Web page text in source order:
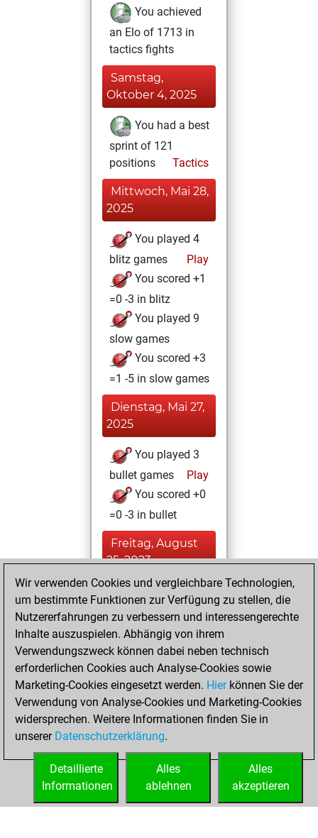
You achieved
an Elo of 1713 in
tactics fights
Samstag,
Oktober 4, 2025
You had a best
sprint of 121
positions
Tactics
Mittwoch, Mai 28,
2025
You played 4
blitz games
Play
You scored +1
=0 -3 in blitz
You played 9
slow games
You scored +3
=1 -5 in slow games
Dienstag, Mai 27,
2025
You played 3
bullet games
Play
You scored +0
=0 -3 in bullet
Freitag, August
25, 2023
You created
your Fritz account
Fritz
Samstag,
August 12, 2023
You solved 3
rated studies
Studies
You
account
Wir verwenden Cookies und vergleichbare Technologien,
um bestimmte Funktionen zur Verfügung zu stellen, die
Nutzererfahrungen zu verbessern und interessengerechte
Inhalte auszuspielen. Abhängig von ihrem
Verwendungszweck können dabei neben technisch
erforderlichen Cookies auch Analyse-Cookies sowie
Marketing-Cookies eingesetzt werden. Hierkönnen Sie der
Verwendung von Analyse-Cookies und Marketing-Cookies
widersprechen. Weitere Informationen finden Sie in
unserer Datenschutzerklärung.
Alles
akzeptieren
Alles
ablehnen
Detaillierte
Informationen